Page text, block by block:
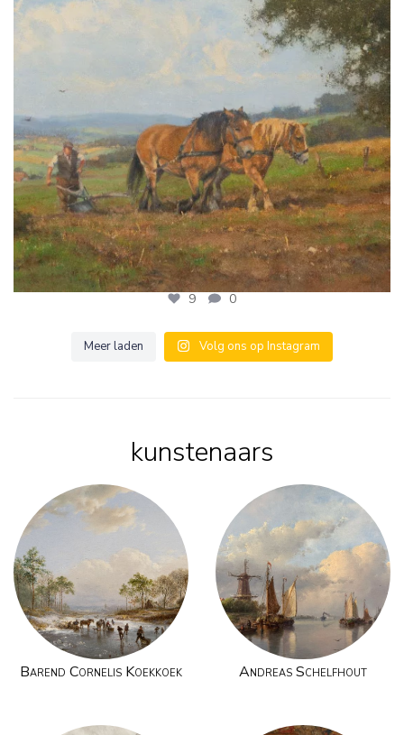
9 0
Meer laden Volg ons op Instagram
kunstenaars
Barend Cornelis Koekkoek Andreas Schelfhout